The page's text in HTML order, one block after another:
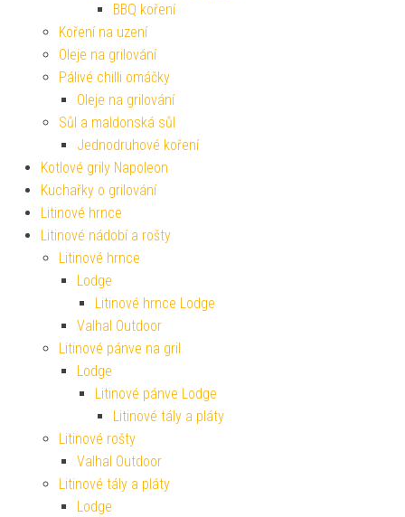
BBQ koření
Koření na uzení
Oleje na grilování
Pálivé chilli omáčky
Oleje na grilování
Sůl a maldonská sůl
Jednodruhové koření
Kotlové grily Napoleon
Kuchařky o grilování
Litinové hrnce
Litinové nádobí a rošty
Litinové hrnce
Lodge
Litinové hrnce Lodge
Valhal Outdoor
Litinové pánve na gril
Lodge
Litinové pánve Lodge
Litinové tály a pláty
Litinové rošty
Valhal Outdoor
Litinové tály a pláty
Lodge